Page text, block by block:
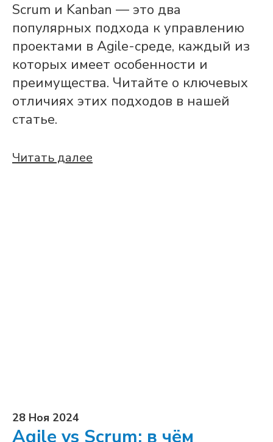
Scrum и Kanban — это два
популярных подхода к управлению
проектами в Agile-среде, каждый из
которых имеет особенности и
преимущества. Читайте о ключевых
отличиях этих подходов в нашей
статье.
Читать далее
28 Ноя 2024
Agile vs Scrum: в чём